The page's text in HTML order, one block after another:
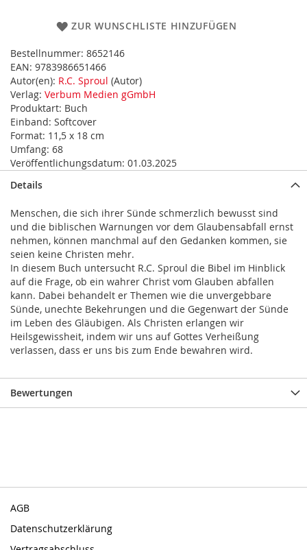
ZUR WUNSCHLISTE HINZUFÜGEN
Bestellnummer: 8652146
EAN: 9783986651466
Autor(en): R.C. Sproul (Autor)
Verlag: Verbum Medien gGmbH
Produktart: Buch
Einband: Softcover
Format: 11,5 x 18 cm
Umfang: 68
Veröffentlichungsdatum: 01.03.2025
Details
Menschen, die sich ihrer Sünde schmerzlich bewusst sind
und die biblischen Warnungen vor dem Glaubensabfall ernst
nehmen, können manchmal auf den Gedanken kommen, sie
seien keine Christen mehr.
In diesem Buch untersucht R.C. Sproul die Bibel im Hinblick
auf die Frage, ob ein wahrer Christ vom Glauben abfallen
kann. Dabei behandelt er Themen wie die unvergebbare
Sünde, unechte Bekehrungen und die Gegenwart der Sünde
im Leben des Gläubigen. Als Christen erlangen wir
Heilsgewissheit, indem wir uns auf Gottes Verheißung
verlassen, dass er uns bis zum Ende bewahren wird.
Bewertungen
AGB
Datenschutzerklärung